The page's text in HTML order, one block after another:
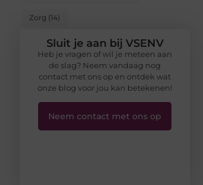
Zorg (14)
Sluit je aan bij VSENV
Heb je vragen of wil je meteen aan
de slag? Neem vandaag nog
contact met ons op en ontdek wat
onze blog voor jou kan betekenen!
Neem contact met ons op